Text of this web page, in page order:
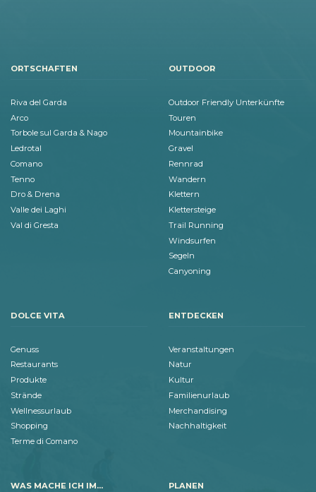
ORTSCHAFTEN
Riva del Garda
Arco
Torbole sul Garda & Nago
Ledrotal
Comano
Tenno
Dro & Drena
Valle dei Laghi
Val di Gresta
OUTDOOR
Outdoor Friendly Unterkünfte
Touren
Mountainbike
Gravel
Rennrad
Wandern
Klettern
Klettersteige
Trail Running
Windsurfen
Segeln
Canyoning
DOLCE VITA
Genuss
Restaurants
Produkte
Strände
Wellnessurlaub
Shopping
Terme di Comano
ENTDECKEN
Veranstaltungen
Natur
Kultur
Familienurlaub
Merchandising
Nachhaltigkeit
WAS MACHE ICH IM... PLANEN